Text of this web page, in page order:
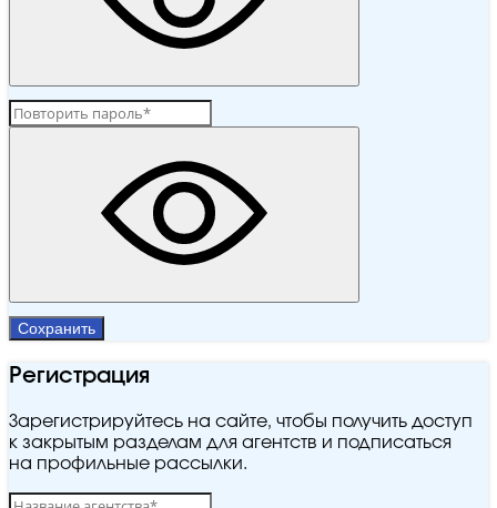
Сохранить
Регистрация
Зарегистрируйтесь на сайте, чтобы получить доступ
к закрытым разделам для агентств и подписаться
на профильные рассылки.